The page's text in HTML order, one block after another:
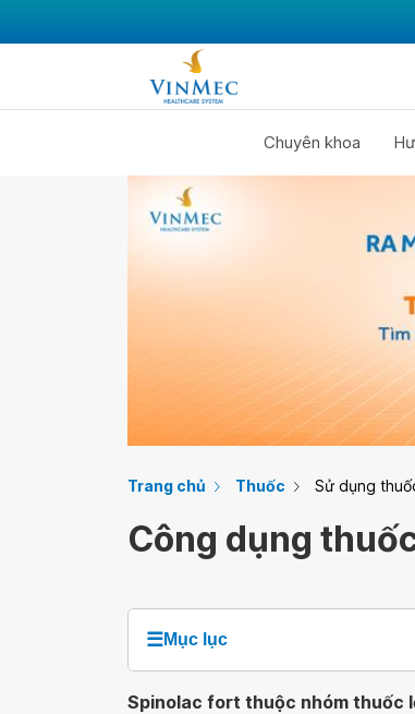
Chuyên khoa
Trang chủ Thuốc Sử dụng
Công dụng
☰Mục lục
Spinolac fort thuộc nhóm thuốc